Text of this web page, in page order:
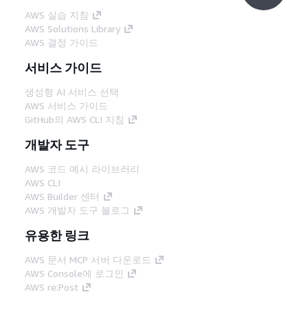
AWS 실습 지침
AWS Solutions Library
AWS 결정 가이드
서비스 가이드
생성형 AI 서비스 선택
AWS 서비스 가이드
GitHub의 AWS CLI 지침
개발자 도구
AWS 코드 예시 라이브러리
AWS CLI
AWS Builder 센터
AWS 개발자 도구 블로그
유용한 링크
AWS 문서 MCP 서버 다운로드
AWS Console에 로그인
AWS re:Post